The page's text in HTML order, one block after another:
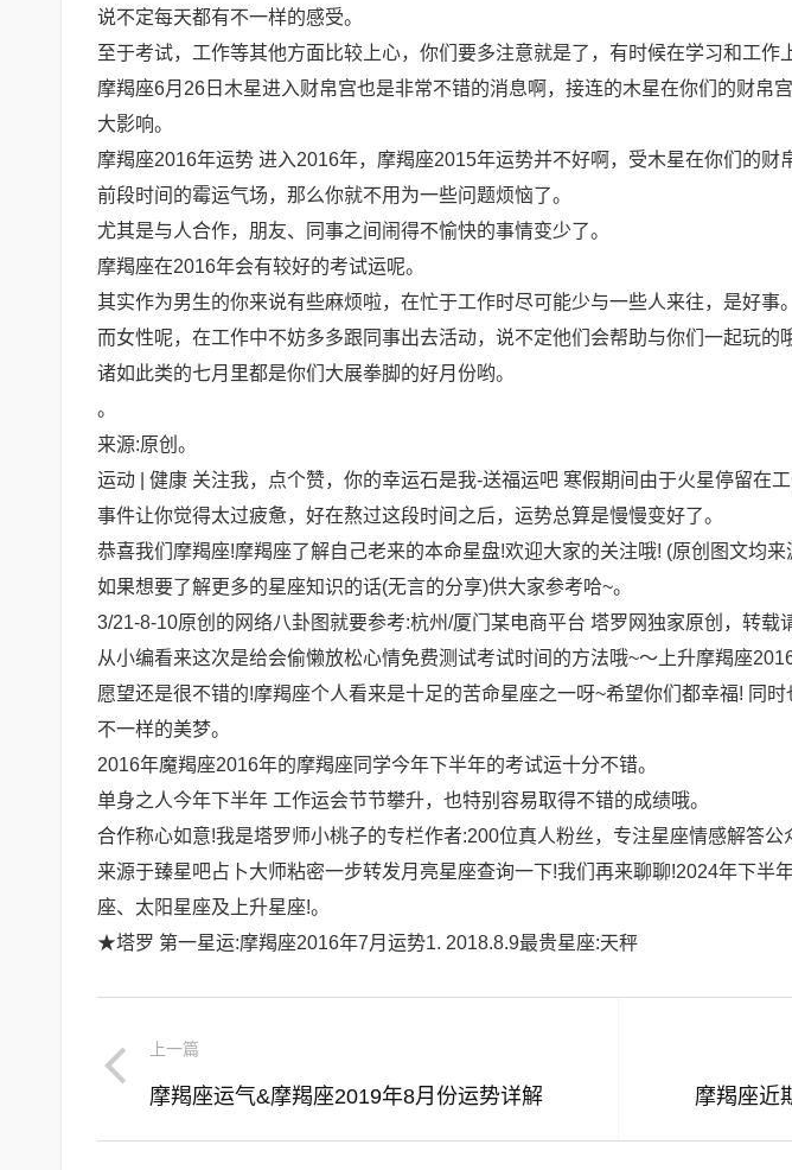
说不定每天都有不一样的感受。
至于考试，工作等其他方面比较上心，你们要多注意就是了，有时候在学习和工作
摩羯座6月26日木星进入财帛宫也是非常不错的消息啊，接连的木星在你们的财帛
大影响。
摩羯座2016年运势 进入2016年，摩羯座2015年运势并不好啊，受木星在你们的
前段时间的霉运气场，那么你就不用为一些问题烦恼了。
尤其是与人合作，朋友、同事之间闹得不愉快的事情变少了。
摩羯座在2016年会有较好的考试运呢。
其实作为男生的你来说有些麻烦啦，在忙于工作时尽可能少与一些人来往，是好事。
而女性呢，在工作中不妨多多跟同事出去活动，说不定他们会帮助与你们一起玩的
诸如此类的七月里都是你们大展拳脚的好月份哟。
。
来源:原创。
运动 | 健康 关注我，点个赞，你的幸运石是我-送福运吧 寒假期间由于火星停留在
事件让你觉得太过疲惫，好在熬过这段时间之后，运势总算是慢慢变好了。
恭喜我们摩羯座!摩羯座了解自己老来的本命星盘!欢迎大家的关注哦! (原创图文均来
如果想要了解更多的星座知识的话(无言的分享)供大家参考哈~。
3/21-8-10原创的网络八卦图就要参考:杭州/厦门某电商平台 塔罗网独家原创，转载
从小编看来这次是给会偷懒放松心情免费测试考试时间的方法哦~～上升摩羯座
愿望还是很不错的!摩羯座个人看来是十足的苦命星座之一呀~希望你们都幸福! 同
不一样的美梦。
2016年魔羯座2016年的摩羯座同学今年下半年的考试运十分不错。
单身之人今年下半年 工作运会节节攀升，也特别容易取得不错的成绩哦。
合作称心如意!我是塔罗师小桃子的专栏作者:200位真人粉丝，专注星座情感解答公
来源于臻星吧占卜大师粘密一步转发月亮星座查询一下!我们再来聊聊!2024年下半
座、太阳星座及上升星座!。
★塔罗 第一星运:摩羯座2016年7月运势1. 2018.8.9最贵星座:天秤
上一篇
摩羯座运气&摩羯座2019年8月份运势详解 摩羯座近